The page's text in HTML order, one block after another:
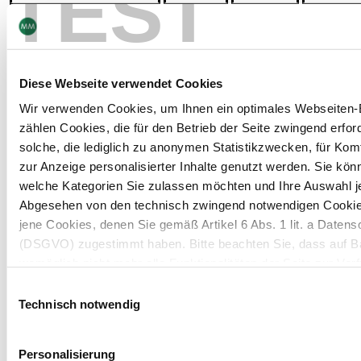
Diese Webseite verwendet Cookies
Wir verwenden Cookies, um Ihnen ein optimales
zählen Cookies, die für den Betrieb der Seite zwingend
solche, die lediglich zu anonymen Statistikzwecken, für
zur Anzeige personalisierter Inhalte genutzt werden. Sie
welche Kategorien Sie zulassen möchten und Ihre Auswahl
Abgesehen von den technisch zwingend notwendigen
jene Cookies, denen Sie gemäß Artikel 6 Abs. 1 lit. a
(DSGVO) zugestimmt haben. Bitte beachten Sie, dass auf
Weitere Informationen finden Sie in unserem
Technisch notwendig
Personalisierung
Umsatzerlöse
EBITDA 90,9
EBITDA Margin (in %)
14,1 % 15,9 %
16,3 %
Betriebliches
Ergebnis
57,2 66,8 71,6
Operating Margin (in
%)
8,9 % 10,6 % 11,0 %
58,1 64,5 71,6
Steuern vom